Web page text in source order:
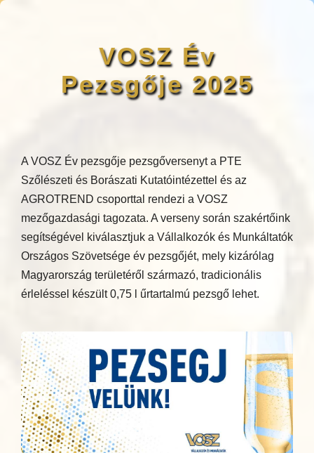
VOSZ Év
Pezsgője 2025
A VOSZ Év pezsgője pezsgőversenyt a PTE
Szőlészeti és Borászati Kutatóintézettel és az
AGROTREND csoporttal rendezi a VOSZ
mezőgazdasági tagozata. A verseny során szakértőink
segítségével kiválasztjuk a Vállalkozók és Munkáltatók
Országos Szövetsége év pezsgőjét, mely kizárólag
Magyarország területéről származó, tradicionális
érleléssel készült 0,75 l űrtartalmú pezsgő lehet.